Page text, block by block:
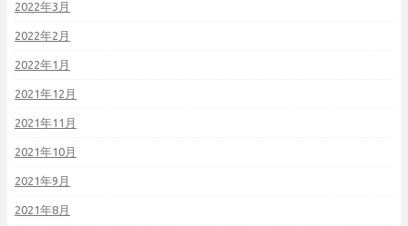
2022年3月
2022年2月
2022年1月
2021年12月
2021年11月
2021年10月
2021年9月
2021年8月